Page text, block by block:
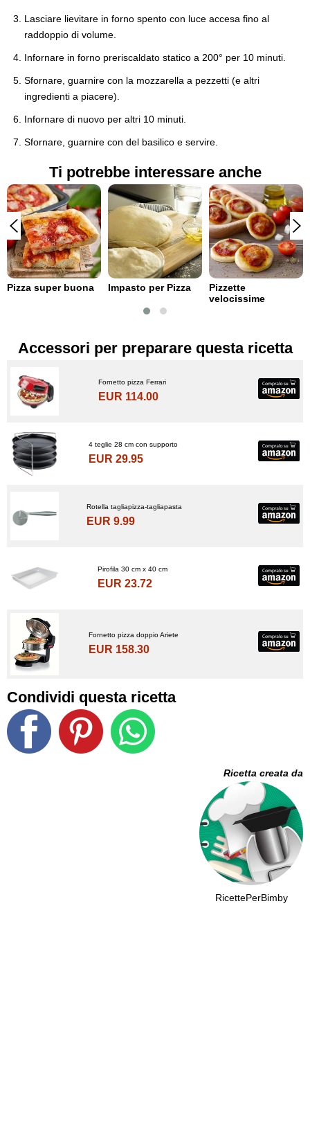
Lasciare lievitare in forno spento con luce accesa fino al
raddoppio di volume.
Infornare in forno preriscaldato statico a 200° per 10 minuti.
Sfornare, guarnire con la mozzarella a pezzetti (e altri
ingredienti a piacere).
Infornare di nuovo per altri 10 minuti.
Sfornare, guarnire con del basilico e servire.
Ti potrebbe interessare anche
Pizza super buona Impasto per Pizza
Pizzette
velocissime
Accessori per preparare questa ricetta
Fornetto pizza Ferrari
EUR 114.00
4 teglie 28 cm con supporto
EUR 29.95
Rotella tagliapizza-tagliapasta
EUR 9.99
Pirofila 30 cm x 40 cm
EUR 23.72
Fornetto pizza doppio Ariete
EUR 158.30
Condividi questa ricetta
Ricetta creata da
RicettePerBimby